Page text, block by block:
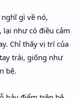
gì về nó,
lại như có điều cảm
Chỉ thấy vị trí của
trái, giống như
bệ.